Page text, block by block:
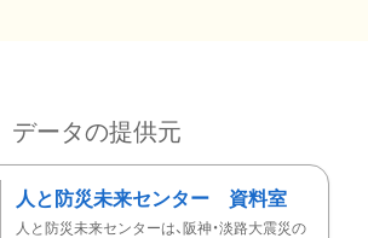
データの提供元
人と防災未来センター 資料室
人と防災未来センターは、阪神・淡路大震災の